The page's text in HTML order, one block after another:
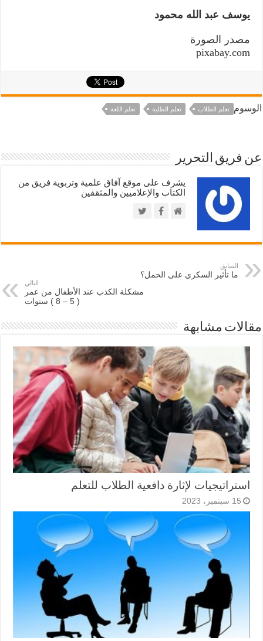
يوسف عبد الله محمود
مصدر الصورة
pixabay.com
الوسوم تعلم الطلاب تعلم الطلبة تعلم اللغة
عن فريق التحرير
يشرف على موقع آفاق علمية وتربوية فريق من
الكتاب والإعلاميين والمثقفين
السابق
ما تأثير السكري على الحمل؟
التالي
مشكلة الكذب عند الأطفال من عمر
( 5 – 8 ) سنوات
مقالات مشابهة
استراتيجيات لإثارة دافعية الطلاب للتعلم
15 سبتمبر، 2023